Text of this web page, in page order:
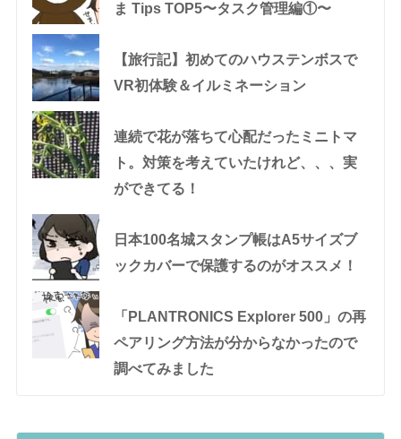
ま Tips TOP5〜タスク管理編①〜
【旅行記】初めてのハウステンボスで
VR初体験＆イルミネーション
連続で花が落ちて心配だったミニトマ
ト。対策を考えていたけれど、、、実
ができてる！
日本100名城スタンプ帳はA5サイズブ
ックカバーで保護するのがオススメ！
「PLANTRONICS Explorer 500」の再
ペアリング方法が分からなかったので
調べてみました